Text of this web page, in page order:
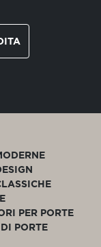
PER PORTE
PORTE